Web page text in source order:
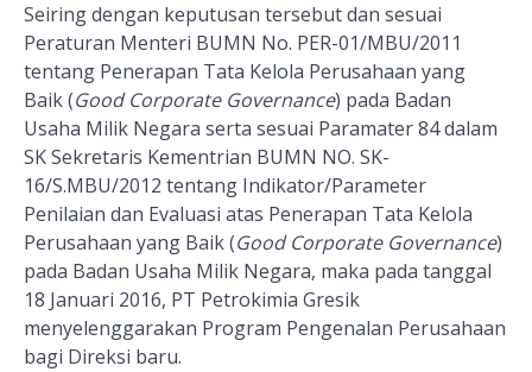
Seiring dengan keputusan tersebut dan sesuai
Peraturan Menteri BUMN No. PER-01/MBU/2011
tentang Penerapan Tata Kelola Perusahaan yang
Baik (Good Corporate Governance) pada Badan
Usaha Milik Negara serta sesuai Paramater 84 dalam
SK Sekretaris Kementrian BUMN NO. SK-
16/S.MBU/2012 tentang Indikator/Parameter
Penilaian dan Evaluasi atas Penerapan Tata Kelola
Perusahaan yang Baik (Good Corporate Governance)
pada Badan Usaha Milik Negara, maka pada tanggal
18 Januari 2016, PT Petrokimia Gresik
menyelenggarakan Program Pengenalan Perusahaan
bagi Direksi baru.